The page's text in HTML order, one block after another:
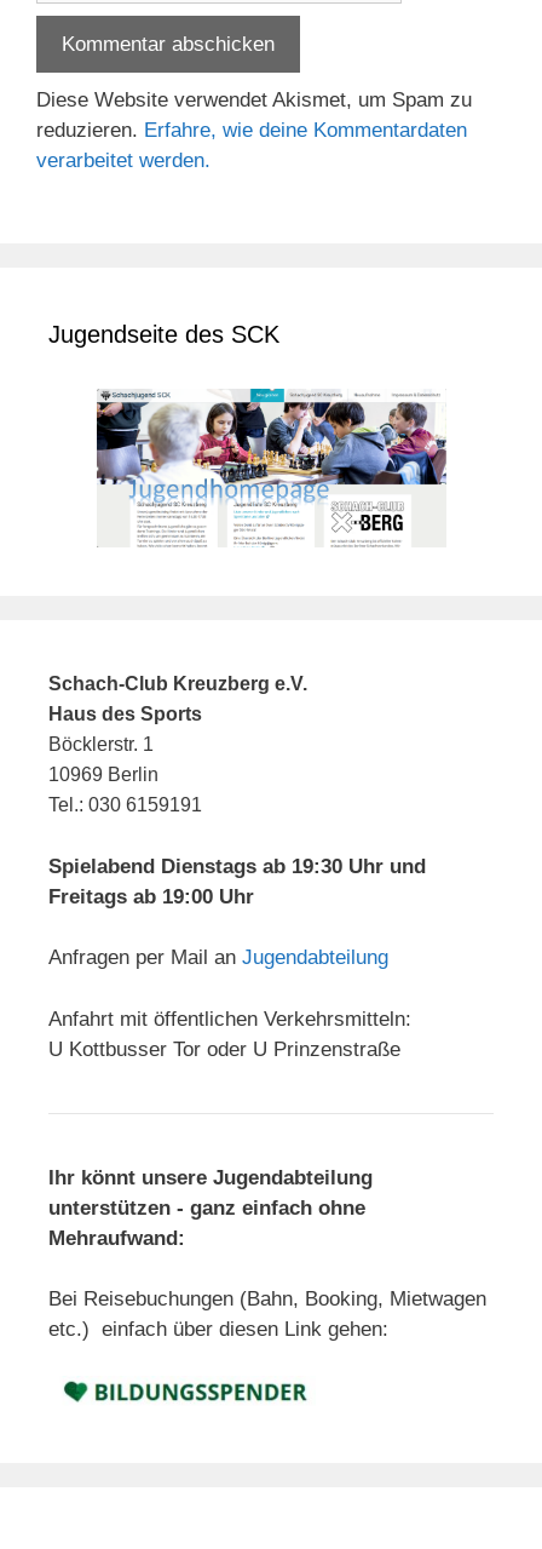
Diese Website verwendet Akismet, um Spam zu
reduzieren. Erfahre, wie deine Kommentardaten
verarbeitet werden.
Jugendseite des SCK
Schach-Club Kreuzberg e.V.
Haus des Sports
Böcklerstr. 1
10969 Berlin
Tel.: 030 6159191
Spielabend Dienstags ab 19:30 Uhr und
Freitags ab 19:00 Uhr
Anfragen per Mail an Jugendabteilung
Anfahrt mit öffentlichen Verkehrsmitteln:
U Kottbusser Tor oder U Prinzenstraße
Ihr könnt unsere Jugendabteilung
unterstützen - ganz einfach ohne
Mehraufwand:
Bei Reisebuchungen (Bahn, Booking, Mietwagen
etc.) einfach über diesen Link gehen: